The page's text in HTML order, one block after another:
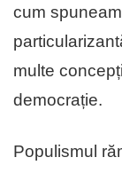
cum
multe
democrație.
Populismul